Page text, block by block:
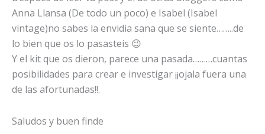
Anna Llansa (De todo un poco) e Isabel (Isabel
vintage)no sabes la envidia sana que se siente……..de
lo bien que os lo pasasteis 😉
Y el kit que os dieron, parece una pasada………cuantas
posibilidades para crear e investigar ¡¡ojala fuera una
de las afortunadas!!.
Saludos y buen finde